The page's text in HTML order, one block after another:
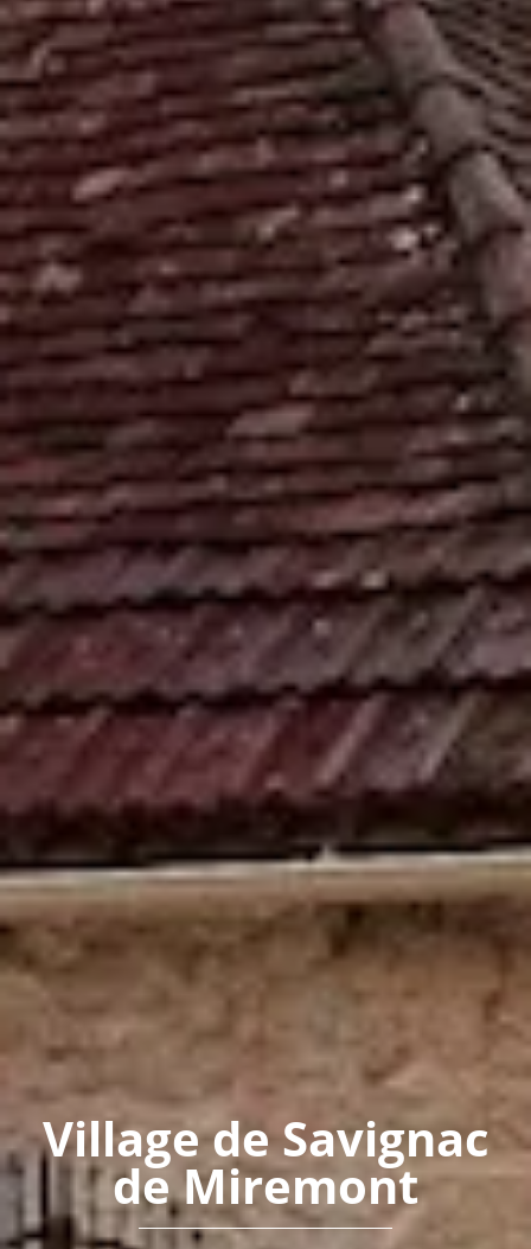
Village de Savignac
de Miremont